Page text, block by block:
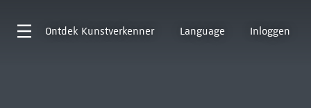
Ontdek Kunstverkenner Language Inloggen